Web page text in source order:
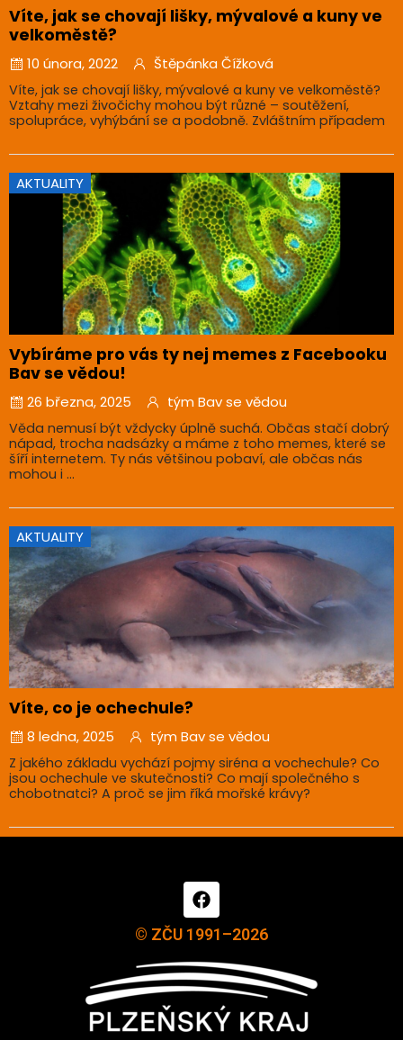
Víte, jak se chovají lišky, mývalové a kuny ve
velkoměstě?
10 února, 2022 Štěpánka Čížková
Víte, jak se chovají lišky, mývalové a kuny ve velkoměstě?
Vztahy mezi živočichy mohou být různé – soutěžení,
spolupráce, vyhýbání se a podobně. Zvláštním případem
AKTUALITY
Vybíráme pro vás ty nej memes z Facebooku
Bav se vědou!
26 března, 2025 tým Bav se vědou
Věda nemusí být vždycky úplně suchá. Občas stačí dobrý
nápad, trocha nadsázky a máme z toho memes, které se
šíří internetem. Ty nás většinou pobaví, ale občas nás
mohou i ...
AKTUALITY
Víte, co je ochechule?
8 ledna, 2025 tým Bav se vědou
Z jakého základu vychází pojmy siréna a vochechule? Co
jsou ochechule ve skutečnosti? Co mají společného s
chobotnatci? A proč se jim říká mořské krávy?
© ZČU 1991–2026